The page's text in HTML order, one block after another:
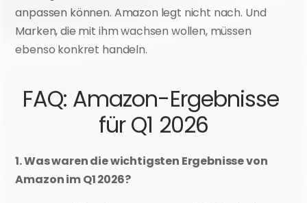
anpassen können. Amazon legt nicht nach. Und
Marken, die mit ihm wachsen wollen, müssen
ebenso konkret handeln.
FAQ: Amazon-Ergebnisse
für Q1 2026
1. Was waren die wichtigsten Ergebnisse von
Amazon im Q1 2026?